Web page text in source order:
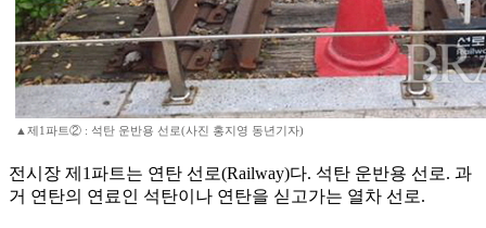
▲제1파트② : 석탄 운반용 선로(사진 홍지영 동년기자)
전시장 제1파트는 연탄 선로(Railway)다. 석탄 운반용 선로. 과
거 연탄의 연료인 석탄이나 연탄을 싣고가는 열차 선로.